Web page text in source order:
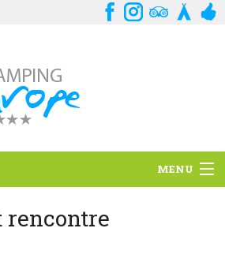
MENU
rencontre